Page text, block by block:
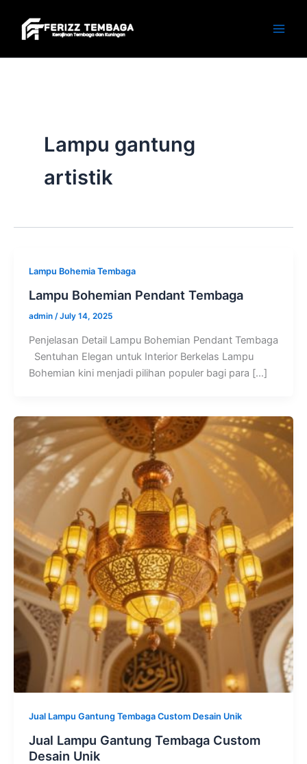
content
Lampu gantung
artistik
Lampu Bohemia Tembaga
Lampu Bohemian Pendant Tembaga
admin /July 14, 2025
Penjelasan Detail Lampu Bohemian Pendant Tembaga
Sentuhan Elegan untuk Interior Berkelas Lampu
Bohemian kini menjadi pilihan populer bagi para […]
Jual Lampu Gantung Tembaga Custom Desain Unik
Jual Lampu Gantung Tembaga Custom
Desain Unik